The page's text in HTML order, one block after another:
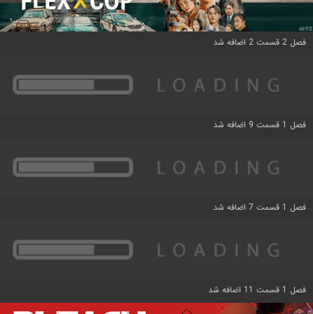
فصل 2 قسمت 2 اضافه شد
فصل 1 قسمت 9 اضافه شد
فصل 1 قسمت 7 اضافه شد
فصل 1 قسمت 11 اضافه شد